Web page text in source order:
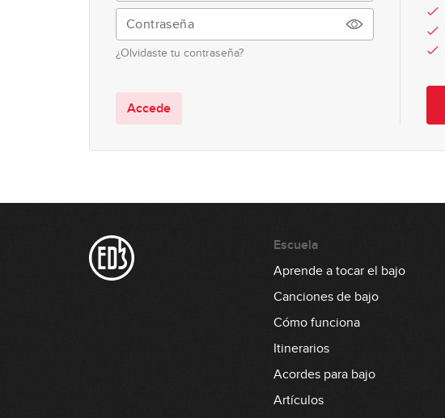
¿Olvidaste tu contraseña?
Accede
Escuela
Aprende a tocar el bajo
Canciones de bajo
Cómo funciona
Itinerarios
Acordes para bajo
Artículos